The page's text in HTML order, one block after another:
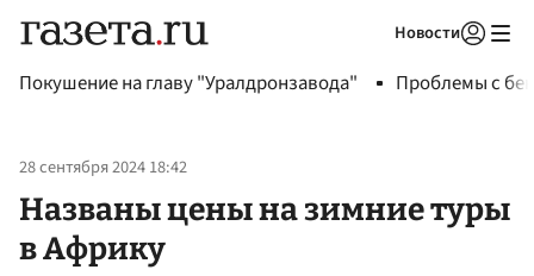
Новости
Покушение на главу "Уралдронзавода" Проблемы с
28 сентября 2024 18:42
Названы цены на зимние туры
в Африку